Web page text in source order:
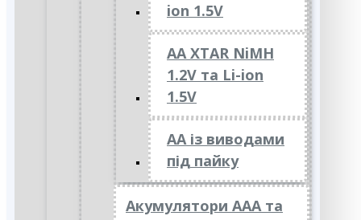
ion 1.5V
AA XTAR NiMH
1.2V та Li-ion
1.5V
АА із виводами
під пайку
Акумулятори ААА та